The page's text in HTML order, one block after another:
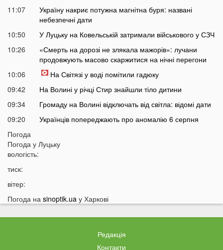
11:07
Україну накриє потужна магнітна буря: названі
небезпечні дати
10:50
У Луцьку на Ковельській затримали військового у СЗЧ
10:26
«Смерть на дорозі не злякала мажорів»: лучани
продовжують масово скаржитися на нічні перегони
10:06
На Світязі у воді помітили гадюку
09:42
На Волині у річці Стир знайшли тіло дитини
09:34
Громаду на Волині відключать від світла: відомі дати
09:20
Українців попереджають про аномалію 6 серпня
09:05
вважався зниклим безвісти
21:32
20:21
Ці продукти потрібно викинути через 48 годин: вони
можуть бути небезпечними
кого це стосується
Що категорично заборонено робити на Яблучний
Погода
Погода у Луцьку
вологість:
тиск:
вітер:
Погода на sinoptik.ua у Харкові
Редакція
Контакти